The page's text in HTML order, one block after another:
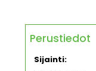
Perustiedot
Sijainti: